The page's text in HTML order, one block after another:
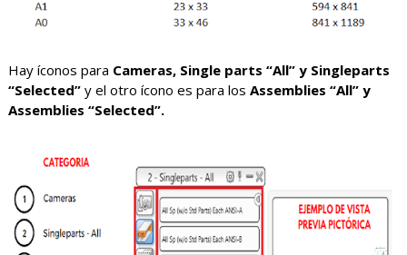
Hay íconos para Cameras, Single parts “All” y Singleparts
“Selected”y el otro ícono es para los Assemblies “All” y
Assemblies “Selected”.